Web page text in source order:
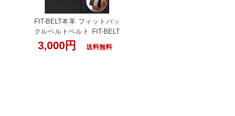
FIT-BELT本革 フィットバッ
クルベルトベルト FIT-BELT
ベルト フィットバックルベ
ルト 本革フィットバックル
3,000円 送料無料